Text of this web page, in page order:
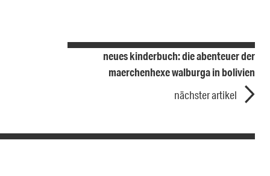
neues kinderbuch: die abenteuer der
maerchenhexe walburga in bolivien
nächster artikel